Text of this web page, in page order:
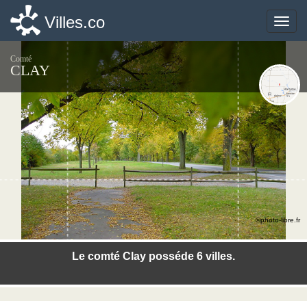
Toggle
Villes.co
Comté
CLAY
Le comté Clay posséde 6 villes.
©photo-libre.fr
Toggle
Villes.co